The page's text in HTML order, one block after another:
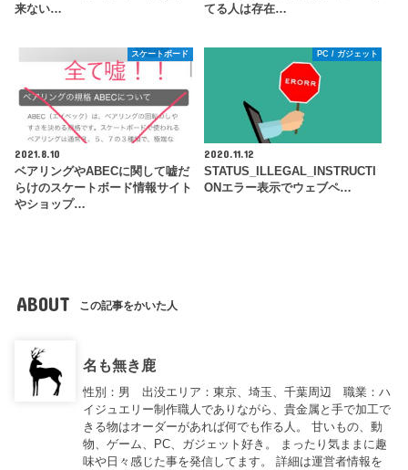
来ない…
てる人は存在…
スケートボード
2021.8.10
ベアリングやABECに関して嘘だ
らけのスケートボード情報サイト
やショップ…
PC / ガジェット
2020.11.12
STATUS_ILLEGAL_INSTRUCTI
ONエラー表示でウェブペ…
ABOUT この記事をかいた人
名も無き鹿
性別：男 出没エリア：東京、埼玉、千葉周辺 職業：ハ
イジュエリー制作職人でありながら、貴金属と手で加工で
きる物はオーダーがあれば何でも作る人。 甘いもの、動
物、ゲーム、PC、ガジェット好き。 まったり気ままに趣
味や日々感じた事を発信してます。 詳細は運営者情報を